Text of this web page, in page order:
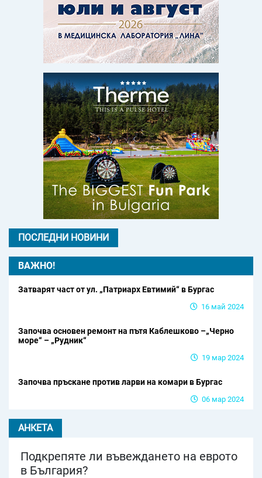
ПОСЛЕДНИ НОВИНИ
ВАЖНО!
Затварят част от ул. „Патриарх Евтимий“ в Бургас
16 май 2024
Започва основен ремонт на пътя Каблешково –„Черно
море“ – „Рудник“
19 мар 2024
Започва пръскане против ларви на комари в Бургас
06 мар 2024
АНКЕТА
Подкрепяте ли въвеждането на еврото
в България?